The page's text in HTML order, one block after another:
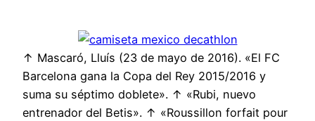
↑ Mascaró, Lluís (23 de mayo de 2016). «El FC
Barcelona gana la Copa del Rey 2015/2016 y
suma su séptimo doblete». ↑ «Rubi, nuevo
entrenador del Betis». ↑ «Roussillon forfait pour